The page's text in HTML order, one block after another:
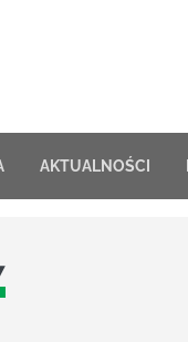
AKTUALNOŚCI